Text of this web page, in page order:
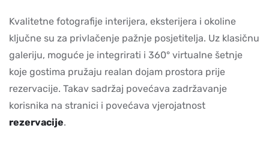
Kvalitetne fotografije interijera, eksterijera i okoline
ključne su za privlačenje pažnje posjetitelja. Uz klasičnu
galeriju, moguće je integrirati i 360° virtualne šetnje
koje gostima pružaju realan dojam prostora prije
rezervacije. Takav sadržaj povećava zadržavanje
korisnika na stranici i povećava vjerojatnost
rezervacije.